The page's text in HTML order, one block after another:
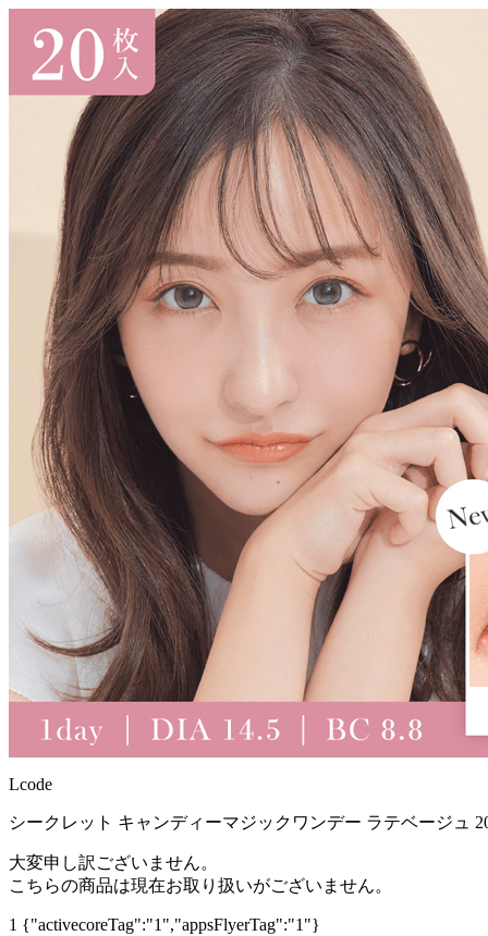
Lcode
シークレット キャンディーマジックワンデー ラテベージュ
大変申し訳ございません。
こちらの商品は現在お取り扱いがございません。
1 {"activecoreTag":"1","appsFlyerTag":"1"}